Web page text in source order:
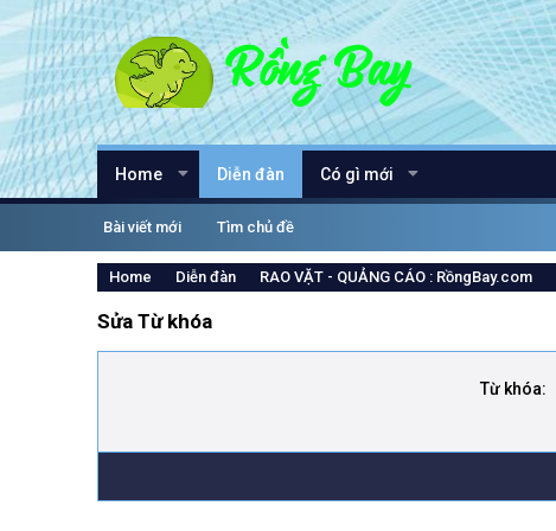
Home Diễn đàn Có gì mới
Bài viết mới Tìm chủ đề
Home Diễn đàn RAO VẶT - QUẢNG CÁO : RồngBay.com
Sửa Từ khóa
Từ khóa